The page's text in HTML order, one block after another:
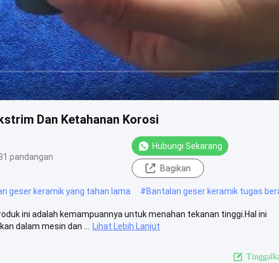
Dan Ketahanan Korosi
pandangan
Hubungi Sekarang
Bagikan
geser keramik yang tahan lama #Bantalan geser keramik tugas
ini adalah kemampuannya untuk menahan tekanan tinggi.Hal ini
dalam mesin dan ...
Lihat Lebih Lanjut